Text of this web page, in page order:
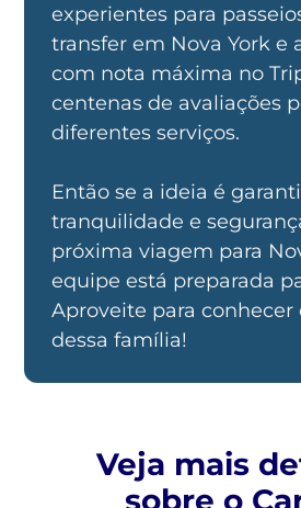
experientes para
transfer em Nova York e
com nota máxima no
centenas de avaliações
diferentes serviços.
Então se a ideia é
tranquilidade e
próxima viagem para
equipe está preparada
Aproveite para conhecer
dessa família!
Veja mais
sobre o